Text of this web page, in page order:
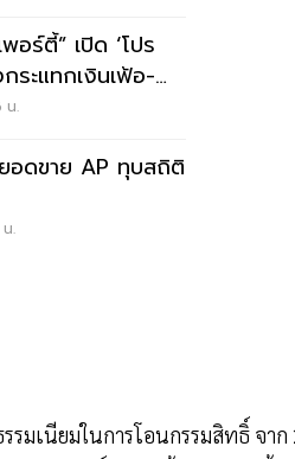
อร์ตี้” เปิด ‘โปร
ระแทกเงินเฟ้อ-
น.
ดขาย AP ทุบสถิติ
.
รมเนียมในการโอนกรรมสิทธิ์ จา